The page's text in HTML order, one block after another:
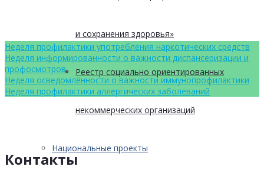
и сохранения здоровья»
Реестр социально ориентированных
некоммерческих организаций
Национальные проекты
Неделя профилактики употребления наркотических средств
Неделя информированности о важности диспансеризации и
профосмотров
Неделя осведомлённости о важности иммунопрофилактики
Неделя профилактики аллергических заболеваний
Контакты